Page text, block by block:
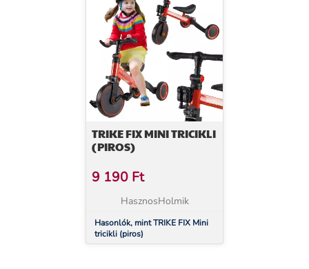
TRIKE FIX MINI TRICIKLI
(PIROS)
9 190 Ft
HasznosHolmik
Hasonlók, mint TRIKE FIX Mini
tricikli (piros)